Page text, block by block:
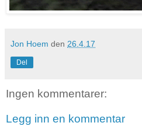
Jon Hoem den 26.4.17
Del
Ingen kommentarer:
Legg inn en kommentar